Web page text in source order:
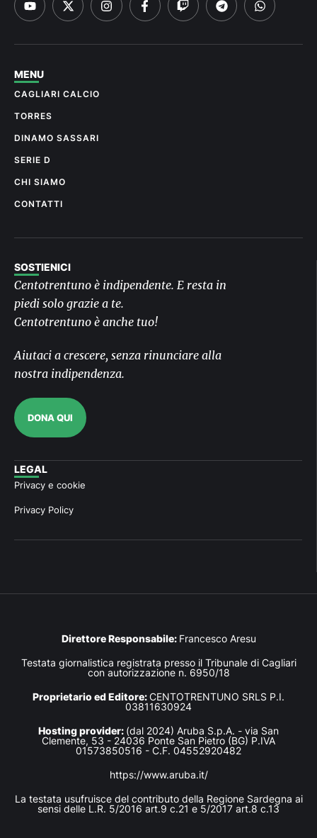
MENU
CAGLIARI CALCIO
TORRES
DINAMO SASSARI
SERIE D
CHI SIAMO
CONTATTI
SOSTIENICI
Centotrentuno è indipendente. E resta in
piedi solo grazie a te.
Centotrentuno è anche tuo!
Aiutaci a crescere, senza rinunciare alla
nostra indipendenza.
DONA QUI
LEGAL
Privacy e cookie
Privacy Policy
Direttore Responsabile: Francesco Aresu
Testata giornalistica registrata presso il Tribunale di Cagliari
con autorizzazione n. 6950/18
Proprietario ed Editore:CENTOTRENTUNO SRLS P.I.
03811630924
Hosting provider: (dal 2024) Aruba S.p.A. - via San
Clemente, 53 - 24036 Ponte San Pietro (BG) P.IVA
01573850516 - C.F. 04552920482
https://www.aruba.it/
La testata usufruisce del contributo della Regione Sardegna ai
sensi delle L.R. 5/2016 art.9 c.21 e 5/2017 art.8 c.13